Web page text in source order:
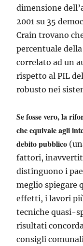
dimensione
2001 su 35
Crain trovano
percentuale
correlato ad un
rispetto al PIL
robusto nei
Se fosse vero, la
che equivale agli
debito pubblico
fattori,
distinguono i
meglio spiegare
effetti, i lavori
tecniche quasi-
risultati
consigli